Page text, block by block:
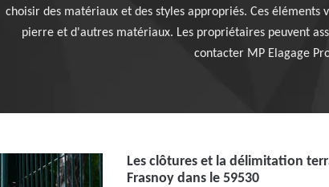
choisir des matériaux et des styles appropriés. Ces
pierre et d'autres matériaux. Les propriétaires peuvent
contacter MP Elagage
Les clôtures et la délimitation
Frasnoy dans le 59530